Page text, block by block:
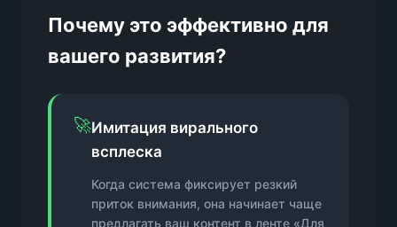
Почему это эффективно для
вашего развития?
🚀Имитация вирального
всплеска
Когда система фиксирует резкий
приток внимания, она начинает чаще
предлагать ваш контент в ленте «Для